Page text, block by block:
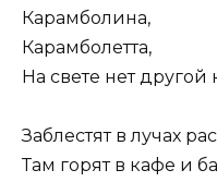
Карамболина,
Карамболетта,
На свете нет другой
Заблестят в лучах
Там горят в кафе и